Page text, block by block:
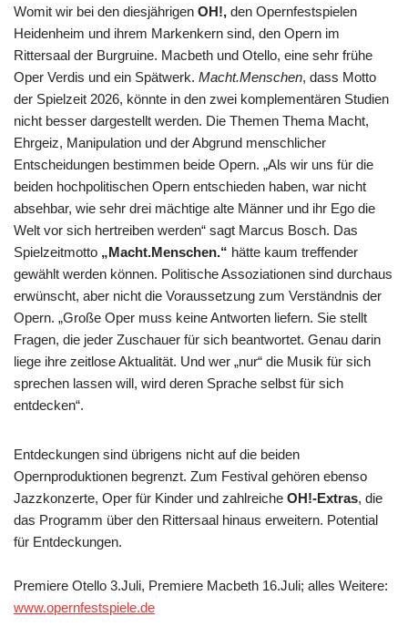
Womit wir bei den diesjährigen OH!, den Opernfestspielen
Heidenheim und ihrem Markenkern sind, den Opern im
Rittersaal der Burgruine. Macbeth und Otello, eine sehr frühe
Oper Verdis und ein Spätwerk. Macht.Menschen, dass Motto
der Spielzeit 2026, könnte in den zwei komplementären Studien
nicht besser dargestellt werden. Die Themen Thema Macht,
Ehrgeiz, Manipulation und der Abgrund menschlicher
Entscheidungen bestimmen beide Opern. „Als wir uns für die
beiden hochpolitischen Opern entschieden haben, war nicht
absehbar, wie sehr drei mächtige alte Männer und ihr Ego die
Welt vor sich hertreiben werden“ sagt Marcus Bosch. Das
Spielzeitmotto „Macht.Menschen.“ hätte kaum treffender
gewählt werden können. Politische Assoziationen sind durchaus
erwünscht, aber nicht die Voraussetzung zum Verständnis der
Opern. „Große Oper muss keine Antworten liefern. Sie stellt
Fragen, die jeder Zuschauer für sich beantwortet. Genau darin
liege ihre zeitlose Aktualität. Und wer „nur“ die Musik für sich
sprechen lassen will, wird deren Sprache selbst für sich
entdecken“.
Entdeckungen sind übrigens nicht auf die beiden
Opernproduktionen begrenzt. Zum Festival gehören ebenso
Jazzkonzerte, Oper für Kinder und zahlreiche OH!-Extras, die
das Programm über den Rittersaal hinaus erweitern. Potential
für Entdeckungen.
Premiere Otello 3.Juli, Premiere Macbeth 16.Juli; alles Weitere:
www.opernfestspiele.de